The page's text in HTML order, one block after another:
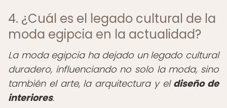
4. ¿Cuál es el legado cultural de la
moda egipcia en la actualidad?
La moda egipcia ha dejado un legado cultural
duradero, influenciando no solo la moda, sino
también el arte, la arquitectura y el diseño de
interiores.